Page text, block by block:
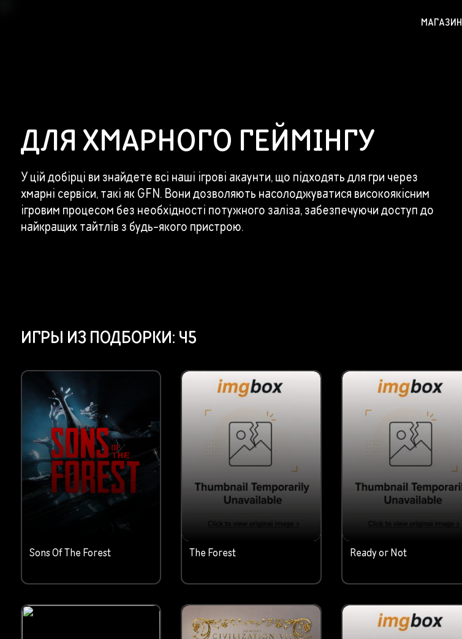
МАГАЗИН
ДЛЯ ХМАРНОГО ГЕЙМІНГУ
У цій добірці ви знайдете всі наші ігрові акаунти, що підходять для гри через
хмарні сервіси, такі як GFN. Вони дозволяють насолоджуватися високоякісним
ігровим процесом без необхідності потужного заліза, забезпечуючи доступ до
найкращих тайтлів з будь-якого пристрою.
ИГРЫ ИЗ ПОДБОРКИ: 45
Sons Of The Forest The Forest Ready or Not